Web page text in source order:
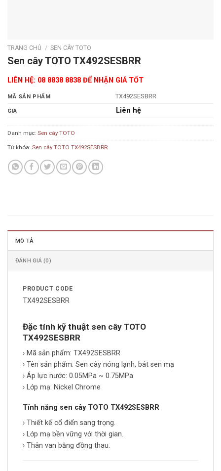
TRANG CHỦ / SEN CÂY TOTO
Sen cây TOTO TX492SESBRR
LIÊN HỆ: 08 8838 8838 ĐỂ NHẬN GIÁ TỐT
MÃ SẢN PHẨM TX492SESBRR
GIÁ Liên hệ
Danh mục: Sen cây TOTO
Từ khóa: Sen cây TOTO TX492SESBRR
MÔ TẢ
ĐÁNH GIÁ (0)
PRODUCT CODE
TX492SESBRR
Đặc tính kỹ thuật sen cây TOTO
TX492SESBRR
› Mã sản phẩm: TX492SESBRR
› Tên sản phẩm: Sen cây nóng lạnh, bát sen mạ
› Áp lực nước: 0.05MPa ~ 0.75MPa
› Lớp mạ: Nickel Chrome
Tính năng sen cây TOTO TX492SESBRR
› Thiết kế cổ điển sang trọng.
› Lớp mạ bền vững với thời gian.
› Thân van bằng đồng thau.